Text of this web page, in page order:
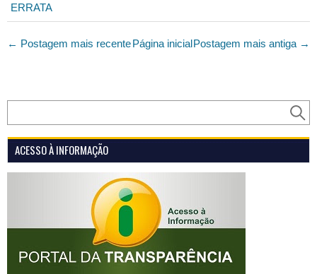
ERRATA
← Postagem mais recente Postagem mais antiga →
Página inicial
ACESSO À INFORMAÇÃO